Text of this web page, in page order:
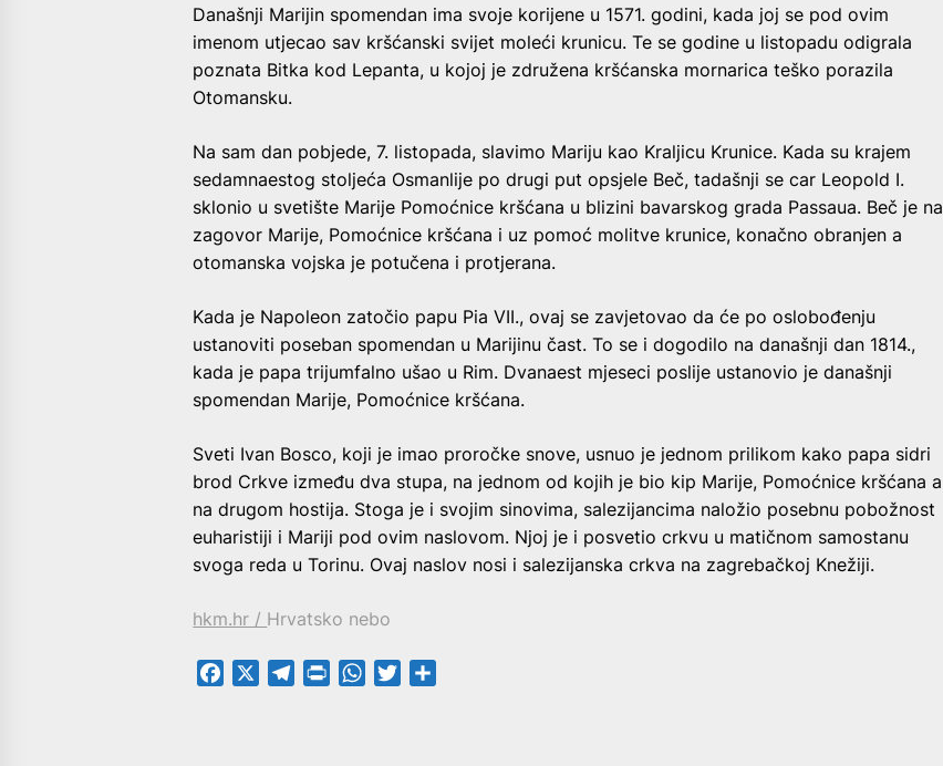
Današnji Marijin spomendan ima svoje korijene u 1571. godini, kada joj se pod ovim
imenom utjecao sav kršćanski svijet moleći krunicu. Te se godine u listopadu odigrala
poznata Bitka kod Lepanta, u kojoj je združena kršćanska mornarica teško porazila
Otomansku.
Na sam dan pobjede, 7. listopada, slavimo Mariju kao Kraljicu Krunice. Kada su krajem
sedamnaestog stoljeća Osmanlije po drugi put opsjele Beč, tadašnji se car Leopold I.
sklonio u svetište Marije Pomoćnice kršćana u blizini bavarskog grada Passaua. Beč je na
zagovor Marije, Pomoćnice kršćana i uz pomoć molitve krunice, konačno obranjen a
otomanska vojska je potučena i protjerana.
Kada je Napoleon zatočio papu Pia VII., ovaj se zavjetovao da će po oslobođenju
ustanoviti poseban spomendan u Marijinu čast. To se i dogodilo na današnji dan 1814.,
kada je papa trijumfalno ušao u Rim. Dvanaest mjeseci poslije ustanovio je današnji
spomendan Marije, Pomoćnice kršćana.
Sveti Ivan Bosco, koji je imao proročke snove, usnuo je jednom prilikom kako papa sidri
brod Crkve između dva stupa, na jednom od kojih je bio kip Marije, Pomoćnice kršćana a
na drugom hostija. Stoga je i svojim sinovima, salezijancima naložio posebnu pobožnost
euharistiji i Mariji pod ovim naslovom. Njoj je i posvetio crkvu u matičnom samostanu
svoga reda u Torinu. Ovaj naslov nosi i salezijanska crkva na zagrebačkoj Knežiji.
hkm.hr / Hrvatsko nebo
FacebookTelegramPrintFriendly
WhatsApp
Twitter